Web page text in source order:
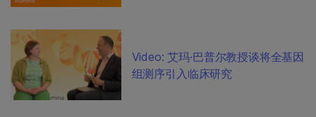
Video: 艾玛·巴普尔教授谈将全基因
组测序引入临床研究